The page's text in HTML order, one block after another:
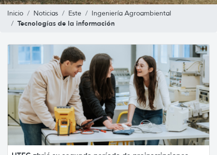
Inicio Noticias Este Ingeniería Agroambiental
Tecnologías de la información